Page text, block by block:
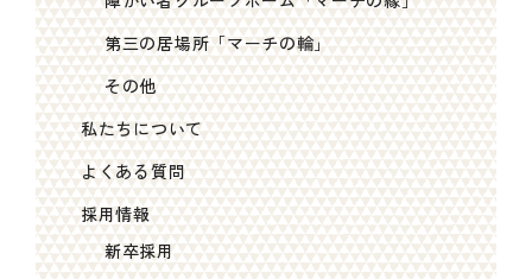
第三の居場所「マーチの輪」
その他
私たちについて
よくある質問
採用情報
新卒採用